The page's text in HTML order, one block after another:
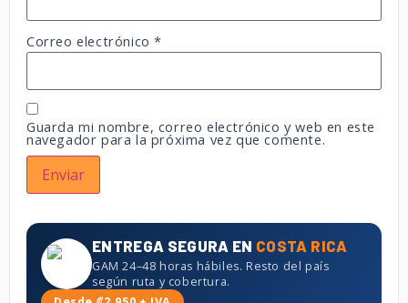
Correo electrónico*
Guarda mi nombre, correo electrónico y web en este
navegador para la próxima vez que comente.
ENTREGA SEGURA EN COSTA RICA
GAM 24–48 horas hábiles. Resto del país
según ruta y cobertura.